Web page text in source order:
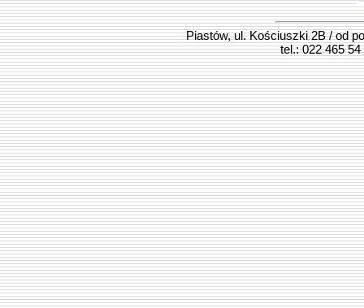
Piastów, ul. Kościuszki 2B / od
tel.: 022 465